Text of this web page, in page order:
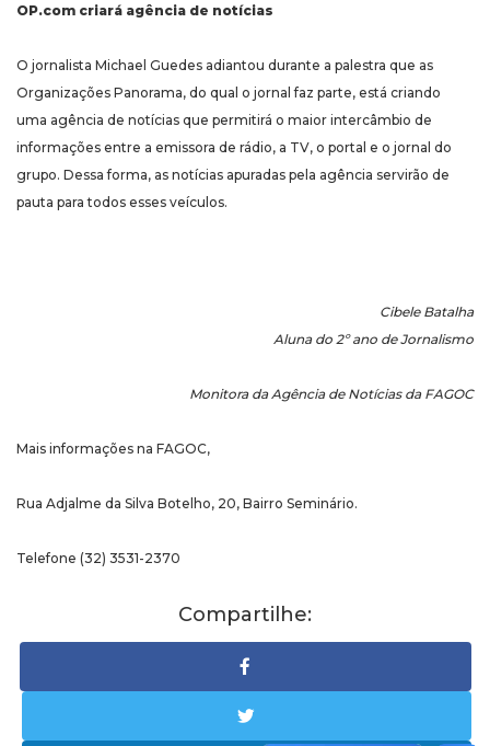
OP.com criará agência de notícias
O jornalista Michael Guedes adiantou durante a palestra que as
Organizações Panorama, do qual o jornal faz parte, está criando
uma agência de notícias que permitirá o maior intercâmbio de
informações entre a emissora de rádio, a TV, o portal e o jornal do
grupo. Dessa forma, as notícias apuradas pela agência servirão de
pauta para todos esses veículos.
Cibele Batalha
Aluna do 2º ano de Jornalismo
Monitora da Agência de Notícias da FAGOC
Mais informações na FAGOC,
Rua Adjalme da Silva Botelho, 20, Bairro Seminário.
Telefone (32) 3531-2370
Compartilhe: